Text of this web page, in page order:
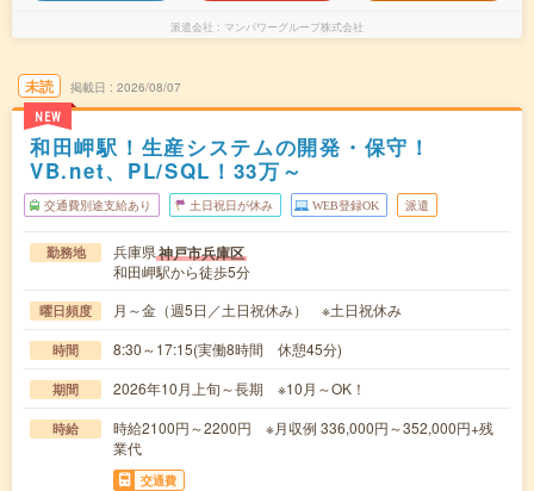
派遣会社 マンパワーグループ株式会社
未読
NEW
掲載日 2026/08/07
和田岬駅！生産システムの開発・保守！
VB.net、PL/SQL！33万～
交通費別途支給あり 土日祝日が休み WEB登録OK 派遣
勤務地 兵庫県神戸市兵庫区
和田岬駅から徒歩5分
曜日頻度 月～金（週5日／土日祝休み） ※土日祝休み
時間 8:30～17:15(実働8時間 休憩45分)
期間 2026年10月上旬～長期 ※10月～OK！
時給
時給2100円～2200円 ※月収例 336,000円～352,000円+残
業代
交通費